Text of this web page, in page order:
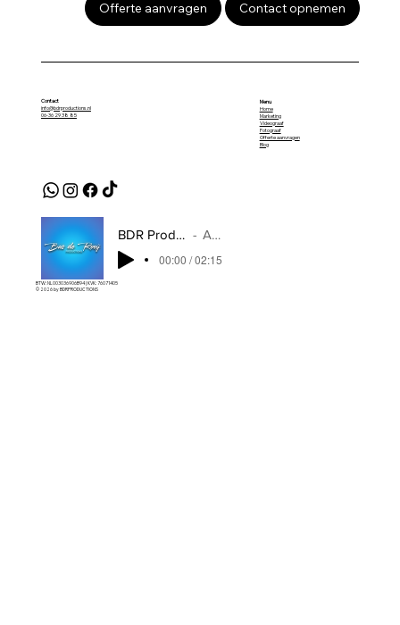
Offerte aanvragen Contact opnemen
Contact
info@bdrproductions.nl
06-36 29 38 85
Menu
Home
Marketing
Videograaf
Fotograaf
Offerte aanvragen
Blog
BDR Productions - Voor Jou
Artist Name
00:00 / 02:15
BTW: NL003036906B94 | KVK: 76071405
© 2026 byBDRPRODUCTIONS